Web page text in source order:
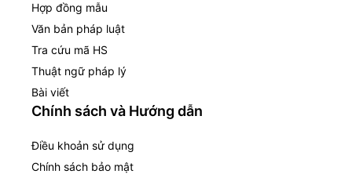
Hợp đồng mẫu
Văn bản pháp luật
Tra cứu mã HS
Thuật ngữ pháp lý
Bài viết
Chính sách và Hướng dẫn
Điều khoản sử dụng
Chính sách bảo mật